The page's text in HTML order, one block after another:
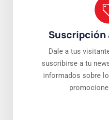
Suscripción
Dale a tus
suscribirse a tu
informados sobre